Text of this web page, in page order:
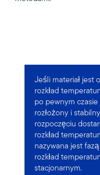
Jeśli materiał jest
rozkład
po pewnym
rozłożony i
rozpoczęciu
rozkład
nazywana jest
rozkład
stacjonarnym.